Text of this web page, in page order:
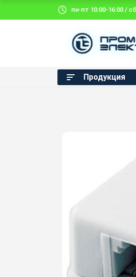
пн-пт 10:00-16:00 /
Продукция